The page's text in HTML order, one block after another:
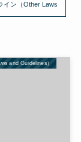
イン（Other Laws
and Guidelines）